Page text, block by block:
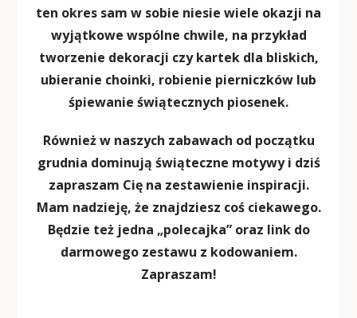
ten okres sam w sobie niesie wiele okazji na
wyjątkowe wspólne chwile, na przykład
tworzenie dekoracji czy kartek dla bliskich,
ubieranie choinki, robienie pierniczków lub
śpiewanie świątecznych piosenek.
Również w naszych zabawach od początku
grudnia dominują świąteczne motywy i dziś
zapraszam Cię na zestawienie inspiracji.
Mam nadzieję, że znajdziesz coś ciekawego.
Będzie też jedna „polecajka” oraz link do
darmowego zestawu z kodowaniem.
Zapraszam!